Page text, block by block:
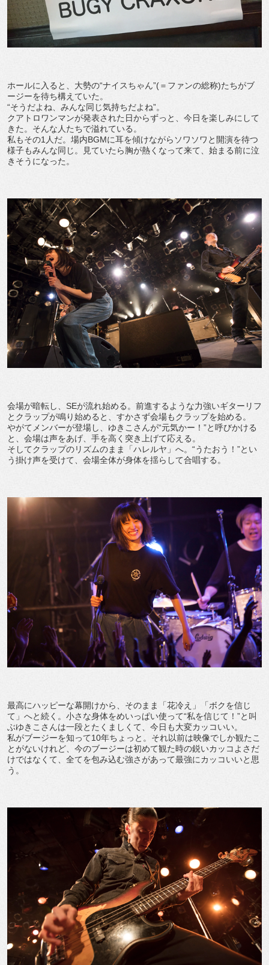
ホールに入ると、大勢の“ナイスちゃん”(＝ファンの総称)たちがブ
ージーを待ち構えていた。
“そうだよね、みんな同じ気持ちだよね”。
クアトロワンマンが発表された日からずっと、今日を楽しみにして
きた。そんな人たちで溢れている。
私もその1人だ。場内BGMに耳を傾けながらソワソワと開演を待つ
様子もみんな同じ。見ていたら胸が熱くなって来て、始まる前に泣
きそうになった。
会場が暗転し、SEが流れ始める。前進するような力強いギターリフ
とクラップが鳴り始めると、すかさず会場もクラップを始める。
やがてメンバーが登場し、ゆきこさんが“元気かー！”と呼びかける
と、会場は声をあげ、手を高く突き上げて応える。
そしてクラップのリズムのまま「ハレルヤ」へ。“うたおう！”とい
う掛け声を受けて、会場全体が身体を揺らして合唱する。
最高にハッピーな幕開けから、そのまま「花冷え」「ボクを信じ
て」へと続く。小さな身体をめいっぱい使って“私を信じて！”と叫
ぶゆきこさんは一段とたくましくて、今日も大変カッコいい。
私がブージーを知って10年ちょっと。それ以前は映像でしか観たこ
とがないけれど、今のブージーは初めて観た時の鋭いカッコよさだ
けではなくて、全てを包み込む強さがあって最強にカッコいいと思
う。